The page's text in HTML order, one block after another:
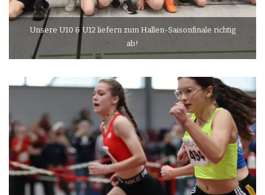
Unsere U10 & U12 liefern zum Hallen-Saisonfinale richtig
ab!